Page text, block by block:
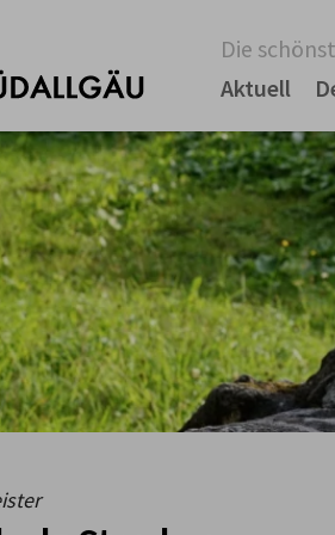
Die
Aktuell